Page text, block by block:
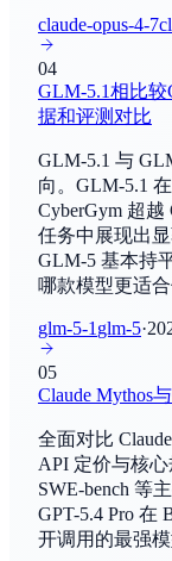
GLM-GA
Seed2.1 Pro
By百度
Gemini
ByGoogle
GLM-5.2
By 智谱AI
Kimi K2.7
ARC-AGI
HLE
GPQA
综合评估
SimpleQA
编程与软
SWE-
编程与软
MATH-
claude-opus-4-7
04
GLM-5.1相比
据和评测对比
GLM-5.1 与
向。GLM-5.1
CyberGym 超越
任务中展现出
GLM-5 基本持
哪款模型更适
glm-5-1 glm-5·
05
Claude Mythos
全面对比
API 定价与核心
SWE-bench 等
GPT-5.4 Pro 在
开调用的最强模